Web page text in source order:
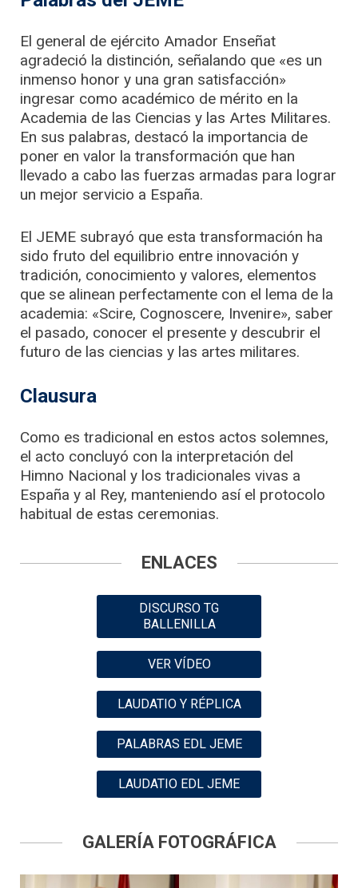
El general de ejército Amador Enseñat
agradeció la distinción, señalando que «es un
inmenso honor y una gran satisfacción»
ingresar como académico de mérito en la
Academia de las Ciencias y las Artes Militares.
En sus palabras, destacó la importancia de
poner en valor la transformación que han
llevado a cabo las fuerzas armadas para lograr
un mejor servicio a España.
El JEME subrayó que esta transformación ha
sido fruto del equilibrio entre innovación y
tradición, conocimiento y valores, elementos
que se alinean perfectamente con el lema de la
academia: «Scire, Cognoscere, Invenire», saber
el pasado, conocer el presente y descubrir el
futuro de las ciencias y las artes militares.
Clausura
Como es tradicional en estos actos solemnes,
el acto concluyó con la interpretación del
Himno Nacional y los tradicionales vivas a
España y al Rey, manteniendo así el protocolo
habitual de estas ceremonias.
ENLACES
DISCURSO TG
BALLENILLA
VER VÍDEO
LAUDATIO Y RÉPLICA
PALABRAS EDL JEME
LAUDATIO EDL JEME
GALERÍA FOTOGRÁFICA